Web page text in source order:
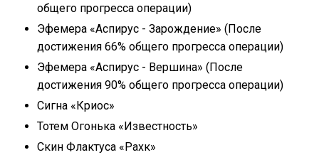
общего прогресса операции)
Эфемера «Аспирус - Зарождение» (После
достижения 66% общего прогресса операции)
Эфемера «Аспирус - Вершина» (После
достижения 90% общего прогресса операции)
Сигна «Криос»
Тотем Огонька «Известность»
Скин Флактуса «Рахк»